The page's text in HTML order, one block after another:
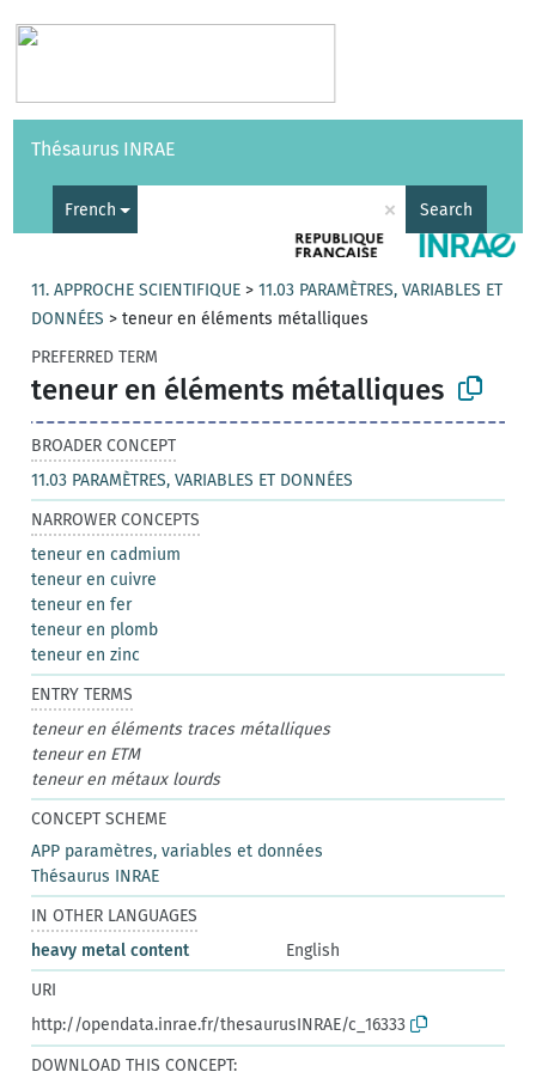
Vocabularies API
Thésaurus INRAE
French × Search
11. APPROCHE SCIENTIFIQUE >11.03 PARAMÈTRES, VARIABLES ET
DONNÉES >teneur en éléments métalliques
PREFERRED TERM
teneur en éléments métalliques
BROADER CONCEPT
11.03 PARAMÈTRES, VARIABLES ET DONNÉES
NARROWER CONCEPTS
teneur en cadmium
teneur en cuivre
teneur en fer
teneur en plomb
teneur en zinc
ENTRY TERMS
teneur en éléments traces métalliques
teneur en ETM
teneur en métaux lourds
CONCEPT SCHEME
APP paramètres, variables et données
Thésaurus INRAE
IN OTHER LANGUAGES
heavy metal content
English
URI
http://opendata.inrae.fr/thesaurusINRAE/c_16333
DOWNLOAD THIS CONCEPT: